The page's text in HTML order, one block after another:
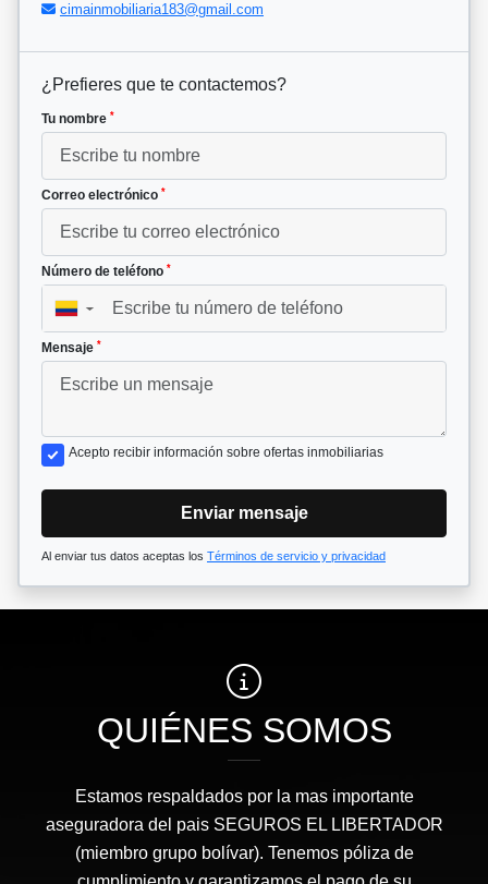
cimainmobiliaria183@gmail.com
¿Prefieres que te contactemos?
Tu nombre *
Correo electrónico *
Número de teléfono *
▼
Mensaje *
Acepto recibir información sobre ofertas inmobiliarias
Enviar mensaje
Al enviar tus datos aceptas los Términos de servicio y privacidad
QUIÉNES SOMOS
Estamos respaldados por la mas importante
aseguradora del pais SEGUROS EL LIBERTADOR
(miembro grupo bolívar). Tenemos póliza de